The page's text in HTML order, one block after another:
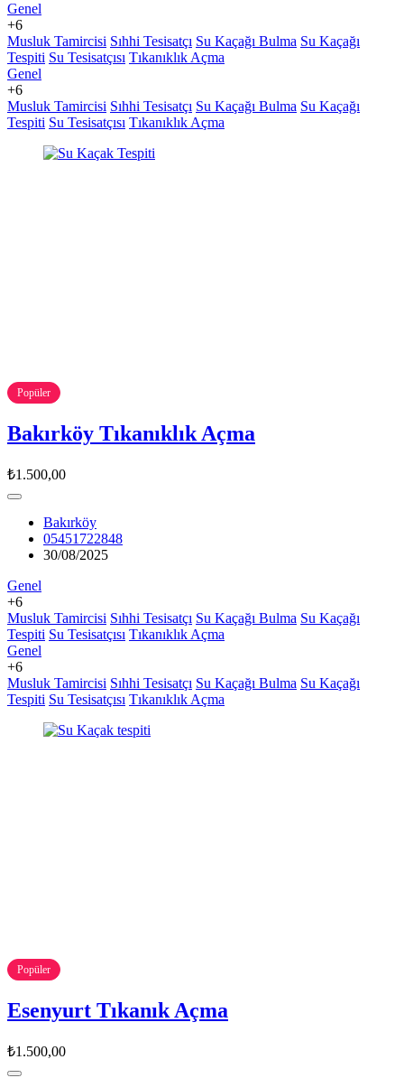
Genel
+6
Musluk Tamircisi Sıhhi Tesisatçı Su Kaçağı Bulma Su Kaçağı
Tespiti Su Tesisatçısı Tıkanıklık Açma
Genel
+6
Musluk Tamircisi Sıhhi Tesisatçı Su Kaçağı Bulma Su Kaçağı
Tespiti Su Tesisatçısı Tıkanıklık Açma
Popüler
Bakırköy Tıkanıklık Açma
₺1.500,00
Bakırköy
05451722848
30/08/2025
Genel
+6
Musluk Tamircisi Sıhhi Tesisatçı Su Kaçağı Bulma Su Kaçağı
Tespiti Su Tesisatçısı Tıkanıklık Açma
Genel
+6
Musluk Tamircisi Sıhhi Tesisatçı Su Kaçağı Bulma Su Kaçağı
Tespiti Su Tesisatçısı Tıkanıklık Açma
Popüler
Esenyurt Tıkanık Açma
₺1.500,00